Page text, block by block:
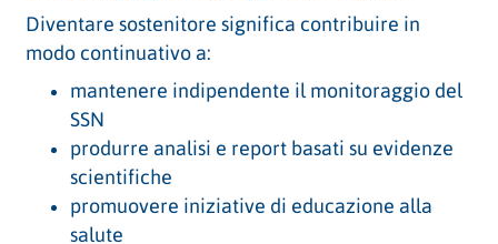
Diventare sostenitore significa contribuire in
modo continuativo a:
mantenere indipendente il monitoraggio del
SSN
produrre analisi e report basati su evidenze
scientifiche
promuovere iniziative di educazione alla
salute